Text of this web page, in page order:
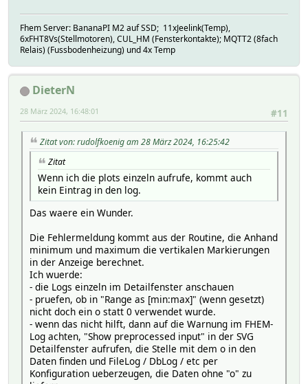
Fhem Server: BananaPI M2 auf SSD; 11xJeelink(Temp),
6xFHT8Vs(Stellmotoren), CUL_HM (Fensterkontakte); MQTT2 (8fach
Relais) (Fussbodenheizung) und 4x Temp
DieterN
#11
28 März 2024, 16:48:01
Zitat von: rudolfkoenig am 28 März 2024, 16:25:42
Zitat
Wenn ich die plots einzeln aufrufe, kommt auch
kein Eintrag in den log.
Das waere ein Wunder.
Die Fehlermeldung kommt aus der Routine, die Anhand
minimum und maximum die vertikalen Markierungen
in der Anzeige berechnet.
Ich wuerde:
- die Logs einzeln im Detailfenster anschauen
- pruefen, ob in "Range as [min:max]" (wenn gesetzt)
nicht doch ein o statt 0 verwendet wurde.
- wenn das nicht hilft, dann auf die Warnung im FHEM-
Log achten, "Show preprocessed input" in der SVG
Detailfenster aufrufen, die Stelle mit dem o in den
Daten finden und FileLog / DbLog / etc per
Konfiguration ueberzeugen, die Daten ohne "o" zu